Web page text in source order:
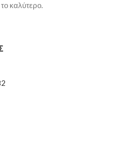
καλύτερο.